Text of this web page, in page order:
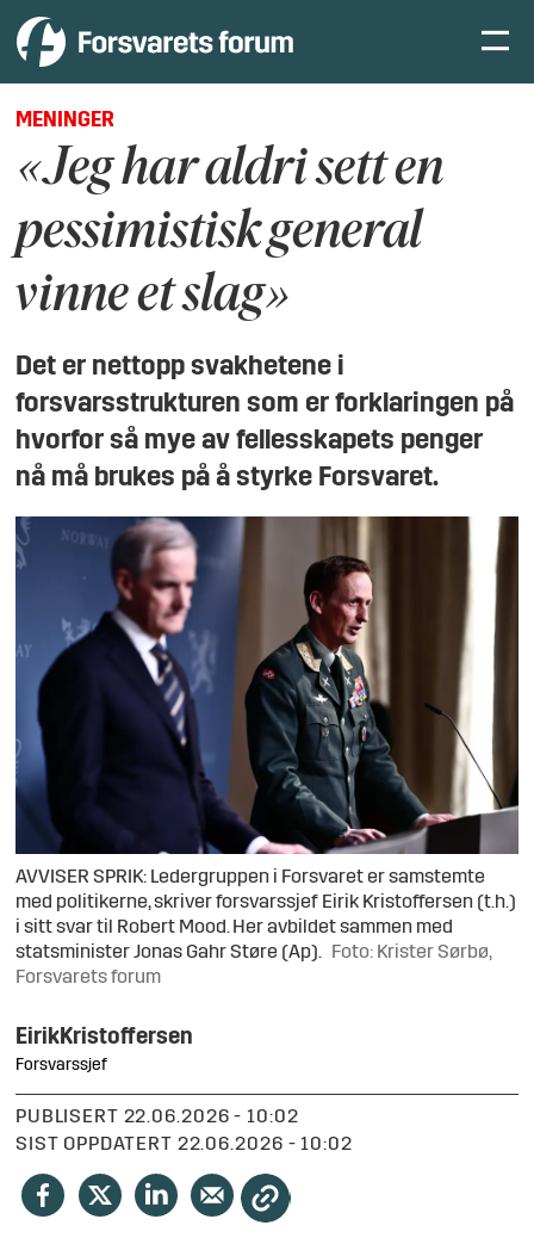
MENINGER
«Jeg har aldri sett en
pessimistisk general
vinne et slag»
Det er nettopp svakhetene i
forsvarsstrukturen som er forklaringen på
hvorfor så mye av fellesskapets penger
nå må brukes på å styrke Forsvaret.
AVVISER SPRIK: Ledergruppen i Forsvaret er samstemte
med politikerne, skriver forsvarssjef Eirik Kristoffersen (t.h.)
i sitt svar til Robert Mood. Her avbildet sammen med
statsminister Jonas Gahr Støre (Ap).
Foto: Krister Sørbø,
Forsvarets forum
EirikKristoffersen
Forsvarssjef
PUBLISERT
22.06.2026 - 10:02
SIST OPPDATERT
22.06.2026 - 10:02